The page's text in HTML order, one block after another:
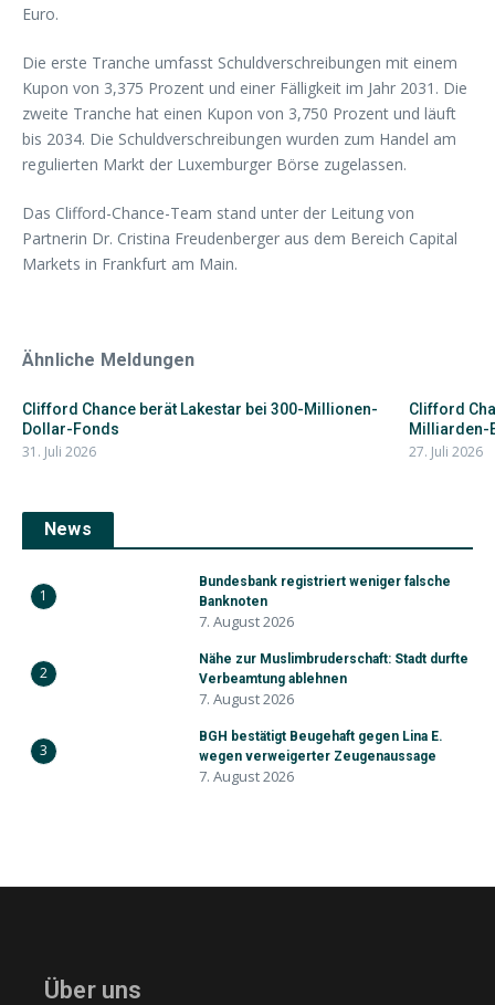
Euro.
Die erste Tranche umfasst Schuldverschreibungen mit einem
Kupon von 3,375 Prozent und einer Fälligkeit im Jahr 2031. Die
zweite Tranche hat einen Kupon von 3,750 Prozent und läuft
bis 2034. Die Schuldverschreibungen wurden zum Handel am
regulierten Markt der Luxemburger Börse zugelassen.
Das Clifford-Chance-Team stand unter der Leitung von
Partnerin Dr. Cristina Freudenberger aus dem Bereich Capital
Markets in Frankfurt am Main.
Ähnliche Meldungen
Clifford Chance berät Lakestar bei 300-Millionen-
Dollar-Fonds
31. Juli 2026
Clifford
Milliarden-
27. Juli 2026
News
1
Bundesbank registriert weniger falsche
Banknoten
7. August 2026
2
Nähe zur Muslimbruderschaft: Stadt durfte
Verbeamtung ablehnen
7. August 2026
3
BGH bestätigt Beugehaft gegen Lina E.
wegen verweigerter Zeugenaussage
7. August 2026
Über uns